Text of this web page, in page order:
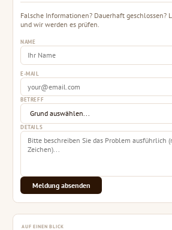
Falsche Informationen? Dauerhaft geschlossen?
und wir werden es prüfen.
NAME
E-MAIL
BETREFF
DETAILS
Meldung absenden
AUF EINEN BLICK